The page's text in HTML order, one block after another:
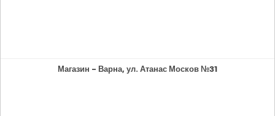
Магазин - Варна, ул. Атанас Москов №31